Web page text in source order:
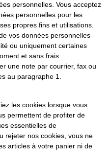
personnelles. Vous acceptez
personnelles pour les
propres fins et utilisations.
vos données personnelles
ou uniquement certaines
et sans frais
une note par courrier, fax ou
au paragraphe 1.
les cookies lorsque vous
permettent de profiter de
essentielles de
rejeter nos cookies, vous ne
articles à votre panier ni de